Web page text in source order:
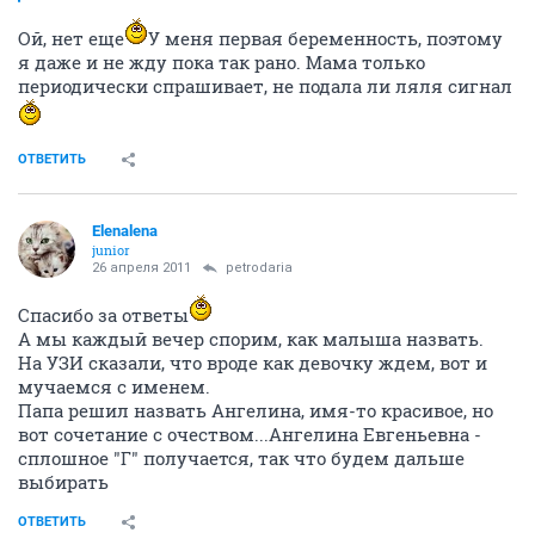
Ой, нет еще
У меня первая беременность, поэтому
я даже и не жду пока так рано. Мама только
периодически спрашивает, не подала ли ляля сигнал
ОТВЕТИТЬ
Elenalena
junior
26 апреля 2011 petrodaria
Спасибо за ответы
А мы каждый вечер спорим, как малыша назвать.
На УЗИ сказали, что вроде как девочку ждем, вот и
мучаемся с именем.
Папа решил назвать Ангелина, имя-то красивое, но
вот сочетание с очеством...Ангелина Евгеньевна -
сплошное "Г" получается, так что будем дальше
выбирать
ОТВЕТИТЬ